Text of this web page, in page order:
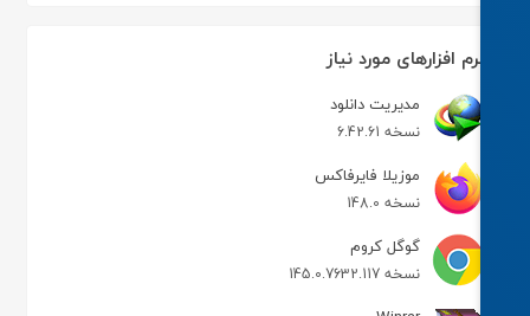
افزارهای مورد نیاز
مدیریت دانلود
نسخه 6.42.61
موزیلا فایرفاکس
نسخه 148.0
گوگل کروم
نسخه 145.0.7632.117